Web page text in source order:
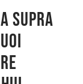
Supra